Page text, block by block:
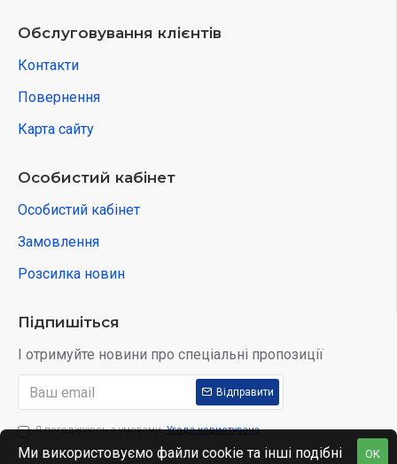
Обслуговування клієнтів
Контакти
Повернення
Карта сайту
Особистий кабінет
Особистий кабінет
Замовлення
Розсилка новин
Підпишіться
І отримуйте новини про спеціальні пропозиції
Відправити
Я погоджуюсь з умовами Угода користувача
OK
Ми використовуємо файли cookie та інші подібні